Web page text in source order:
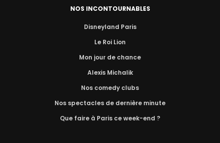
NOS INCONTOURNABLES
Disneyland Paris
Le Roi Lion
Mon jour de chance
Alexis Michalik
Nos comedy clubs
Nos spectacles de dernière minute
Que faire à Paris ce week-end ?